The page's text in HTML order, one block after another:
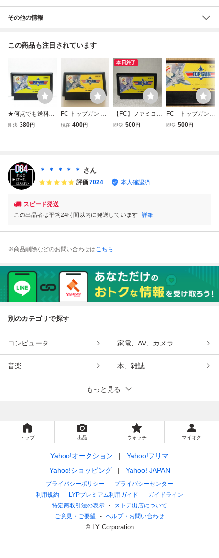
その他の情報
この商品も注目されています
★何点でも送料１
８５円★ トップガ
即決 380円
FC トップガン ソ
フトのみ 【動作確
現在 400円
本日終了
【FC】ファミコン
ソフト/ トップ
即決 500円
FC トップガン
ファミコンソフ
即決 500円
＊ ＊ ＊ ＊ ＊ さん
評価 7024 本人確認済
スピード発送
この出品者は平均24時間以内に発送しています 詳細
※商品削除などのお問い合わせはこちら
別のカテゴリで探す
コンピュータ 家電、AV、カメラ
音楽 本、雑誌
もっと見る
トップ 出品 ウォッチ マイオク
Yahoo!オークション
Yahoo!フリマ
Yahoo!ショッピング
Yahoo! JAPAN
プライバシーポリシー
プライバシーセンター
利用規約
LYPプレミアム利用ガイド
ガイドライン
特定商取引法の表示
ストア出店について
ご意見・ご要望
ヘルプ・お問い合わせ
© LY Corporation